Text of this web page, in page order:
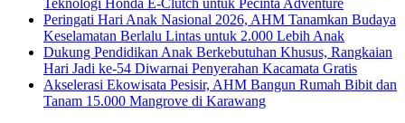
Peringati Hari Anak Nasional 2026, AHM Tanamkan Budaya
Keselamatan Berlalu Lintas untuk 2.000 Lebih Anak
Dukung Pendidikan Anak Berkebutuhan Khusus, Rangkaian
Hari Jadi ke-54 Diwarnai Penyerahan Kacamata Gratis
Akselerasi Ekowisata Pesisir, AHM Bangun Rumah Bibit dan
Tanam 15.000 Mangrove di Karawang